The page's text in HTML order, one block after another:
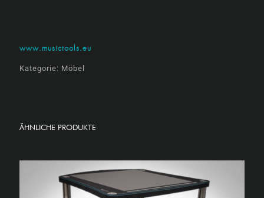
www.musictools.eu
Kategorie: Möbel
ÄHNLICHE PRODUKTE